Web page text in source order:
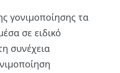
γονιμοποίησης τα
σε ειδικό
συνέχεια